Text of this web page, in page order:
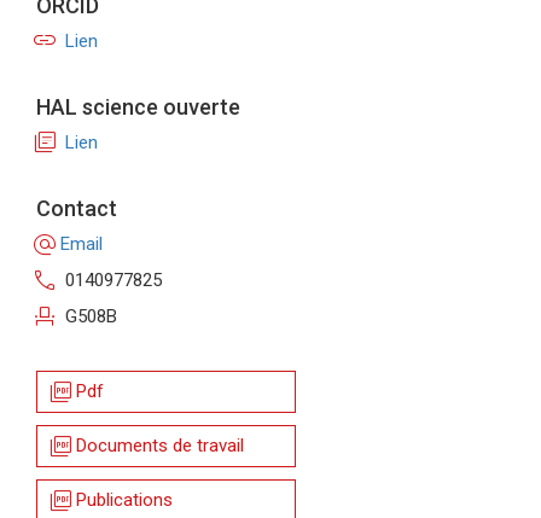
ORCID
link Lien
HAL science ouverte
library_books Lien
Contact
alternate_email Email
call 0140977825
event_seat G508B
picture_as_pdf Pdf
picture_as_pdf Documents de travail
picture_as_pdf Publications